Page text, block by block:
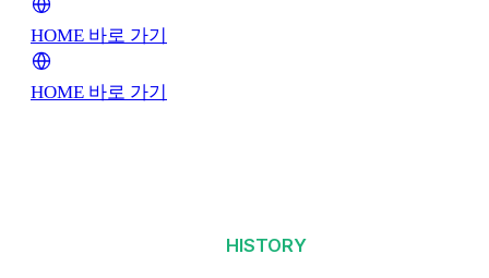
HOME 바로 가기
HOME 바로 가기
HISTORY